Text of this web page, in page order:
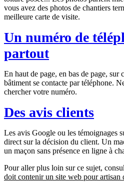
vous avez des photos de chantiers
meilleure carte de visite.
Un numéro de
partout
En haut de page, en bas de page, sur
bâtiment se contacte par téléphone.
chercher votre numéro.
Des avis clients
Les avis Google ou les témoignages
direct sur la décision du client. Un
un maçon sans présence en ligne à
Pour aller plus loin sur ce sujet,
doit contenir un site web pour artisan